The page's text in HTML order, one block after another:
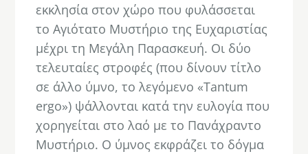
εκκλησία στον χώρο που φυλάσσεται
το Αγιότατο Μυστήριο της Ευχαριστίας
μέχρι τη Μεγάλη Παρασκευή. Οι δύο
τελευταίες στροφές (που δίνουν τίτλο
σε άλλο ύμνο, το λεγόμενο «Tantum
ergo») ψάλλονται κατά την ευλογία που
χορηγείται στο λαό με το Πανάχραντο
Μυστήριο. Ο ύμνος εκφράζει το δόγμα